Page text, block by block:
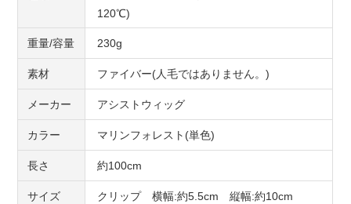
120℃)
重量/容量 230g
素材 ファイバー(人毛ではありません。)
メーカー アシストウィッグ
カラー マリンフォレスト(単色)
長さ 約100cm
サイズ クリップ 横幅:約5.5cm 縦幅:約10cm